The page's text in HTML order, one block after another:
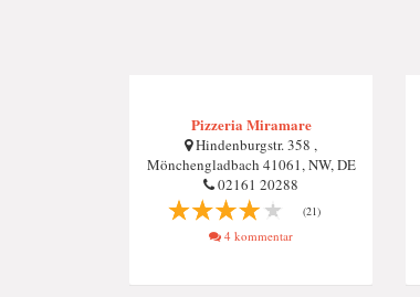
Pizzeria Miramare
Hindenburgstr. 358 ,
Mönchengladbach 41061, NW, DE
02161 20288
(21)
4 kommentar